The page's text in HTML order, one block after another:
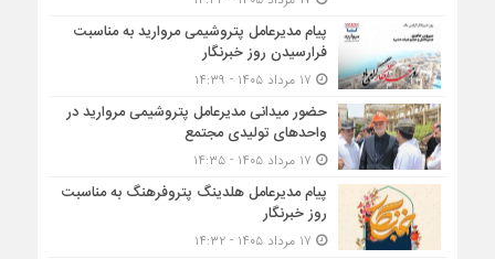
پیام مدیرعامل پتروشیمی مروارید به مناسبت
فرارسیدن روز خبرنگار
حضور میدانی مدیرعامل پتروشیمی مروارید در
واحدهای تولیدی مجتمع
پیام مدیرعامل هلدینگ پتروفرهنگ به مناسبت
روز خبرنگار